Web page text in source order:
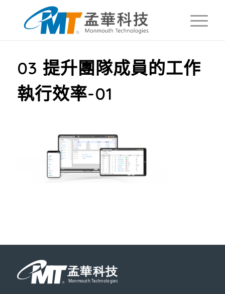
03 提升團隊成員的工作
執行效率-01